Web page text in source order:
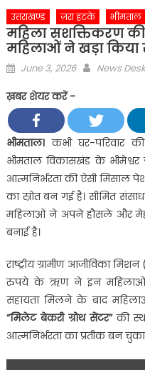
उत्तराखण्ड ज़रा हटके भीमताल
महिला सशक्तिकरण
महिलाओं ने खड़ा
Posted
June 3, 2026 Author
News Desk
ख़बर शेयर करें -
भीमताल।कभी घर-परिवार की
भीमताल विकासखंड के
आत्मनिर्भरता की ऐसी मिसाल
का स्रोत बन गई है। सीमित
महिलाओं ने अपने हौसले और
बनाई है।
राष्ट्रीय ग्रामीण आजीविका
रुपये के ऋण ने इन महिलाओं
सहायता मिलने के बाद
“मिलेट बेकरी ग्रोथ सेंटर”की
आत्मनिर्भरता का प्रतीक बन चुका